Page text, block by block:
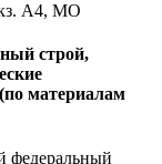
А4, МО
строй,
материалам
федеральный